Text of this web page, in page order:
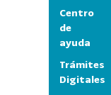
Centro
de
ayuda
Trámites
Digitales